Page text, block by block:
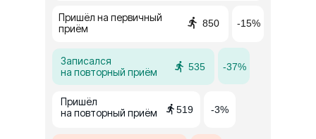
519
Пришёл
на повторный приём
-3%
535
Записался
на повторный приём
-37%
850
Пришёл на первичный
приём
-15%